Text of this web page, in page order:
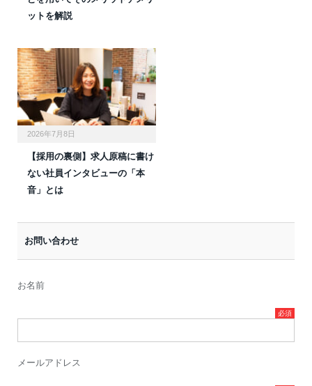
ットを解説
2026年7月8日
【採用の裏側】求人原稿に書け
ない社員インタビューの「本
音」とは
お問い合わせ
お名前
メールアドレス